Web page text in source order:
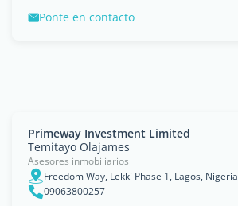
Ponte en contacto
Primeway Investment Limited
Temitayo Olajames
Asesores inmobiliarios
Freedom Way, Lekki Phase 1, Lagos, Nigeria
09063800257